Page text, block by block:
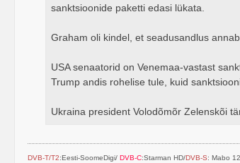
sanktsioonide paketti edasi lükata.
Graham oli kindel, et seadusandlus
USA senaatorid on Venemaa-vastast
Trump andis rohelise tule, kuid
Ukraina president Volodõmõr Zelenskõi
DVB-T/T2:Eesti-SoomeDigi/ DVB-C:Starman HD/DVB-S: Mabo